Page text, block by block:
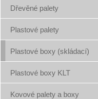
Dřevěné palety
Plastové palety
Plastové boxy (skládací)
Plastové boxy KLT
Kovové palety a boxy